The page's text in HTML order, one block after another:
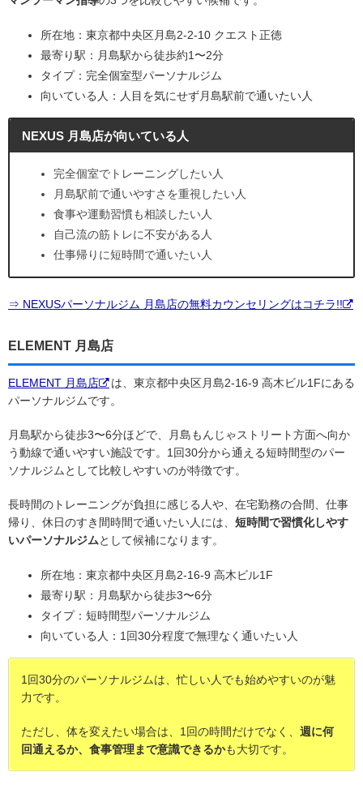
所在地：東京都中央区月島2-2-10 クエスト正徳
最寄り駅：月島駅から徒歩約1〜2分
タイプ：完全個室型パーソナルジム
向いている人：人目を気にせず月島駅前で通いたい人
NEXUS 月島店が向いている人
完全個室でトレーニングしたい人
月島駅前で通いやすさを重視したい人
食事や運動習慣も相談したい人
自己流の筋トレに不安がある人
仕事帰りに短時間で通いたい人
⇒ NEXUSパーソナルジム 月島店の無料カウンセリングはコチラ!!
ELEMENT 月島店
ELEMENT 月島店
は、東京都中央区月島2-16-9 高木ビル1Fにある
パーソナルジムです。
月島駅から徒歩3〜6分ほどで、月島もんじゃストリート方面へ向か
う動線で通いやすい施設です。1回30分から通える短時間型のパー
ソナルジムとして比較しやすいのが特徴です。
長時間のトレーニングが負担に感じる人や、在宅勤務の合間、仕事
帰り、休日のすき間時間で通いたい人には、 短時間で習慣化しやす
いパーソナルジムとして候補になります。
所在地：東京都中央区月島2-16-9 高木ビル1F
最寄り駅：月島駅から徒歩3〜6分
タイプ：短時間型パーソナルジム
向いている人：1回30分程度で無理なく通いたい人
1回30分のパーソナルジムは、忙しい人でも始めやすいのが魅
力です。
ただし、体を変えたい場合は、1回の時間だけでなく、 週に何
回通えるか、食事管理まで意識できるかも大切です。